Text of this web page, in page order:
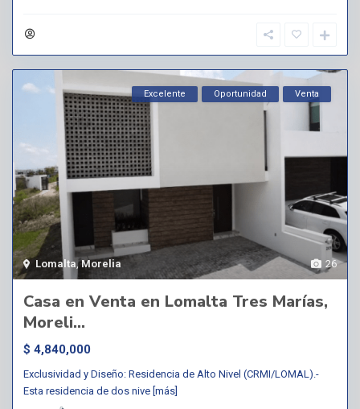
26
Lomalta,Morelia
Excelente Oportunidad Venta
Casa en Venta en Lomalta Tres Marías,
Moreli...
$ 4,840,000
Exclusividad y Diseño: Residencia de Alto Nivel (CRMI/LOMAL).-
Esta residencia de dos nive [más]